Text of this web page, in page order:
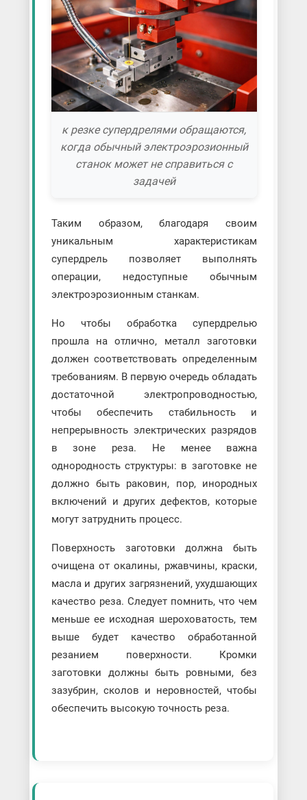
к резке супердрелями обращаются,
когда обычный электроэрозионный
станок может не справиться с
задачей
Таким образом, благодаря своим
уникальным характеристикам
супердрель позволяет выполнять
операции, недоступные обычным
электроэрозионным станкам.
Но чтобы обработка супердрелью
прошла на отлично, металл заготовки
должен соответствовать определенным
требованиям. В первую очередь обладать
достаточной электропроводностью,
чтобы обеспечить стабильность и
непрерывность электрических разрядов
в зоне реза. Не менее важна
однородность структуры: в заготовке не
должно быть раковин, пор, инородных
включений и других дефектов, которые
могут затруднить процесс.
Поверхность заготовки должна быть
очищена от окалины, ржавчины, краски,
масла и других загрязнений, ухудшающих
качество реза. Следует помнить, что чем
меньше ее исходная шероховатость, тем
выше будет качество обработанной
резанием поверхности. Кромки
заготовки должны быть ровными, без
зазубрин, сколов и неровностей, чтобы
обеспечить высокую точность реза.